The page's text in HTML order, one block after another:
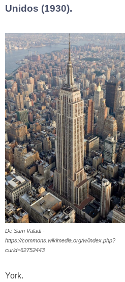
Unidos (1930).
De Sam Valadi -
https://commons.wikimedia.org/w/index.php?
curid=62752443
York.